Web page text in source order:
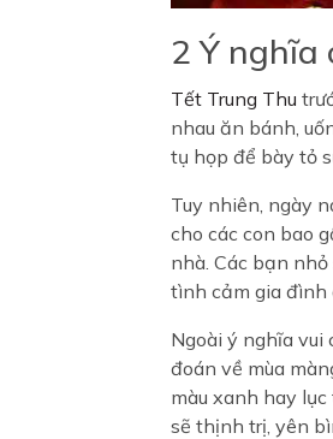
2 Ý nghĩa
Tết Trung Thu
nhau ăn bánh,
tụ họp để bày tỏ
Tuy nhiên, ngày
cho các con bao
nhà. Các bạn
tình cảm gia đình
Ngoài ý nghĩa vui
đoán về mùa
màu xanh hay
sẽ thịnh trị, yên